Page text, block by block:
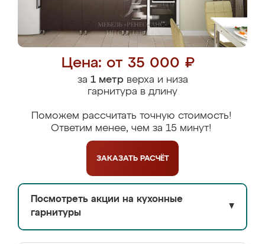
Цена: от 35 000 ₽
за 1 метрверха и низа
гарнитура в длину
Поможем рассчитать точную стоимость!
Ответим менее, чем за 15 минут!
ЗАКАЗАТЬ РАСЧЁТ
Посмотреть акции на кухонные
гарнитуры
▼